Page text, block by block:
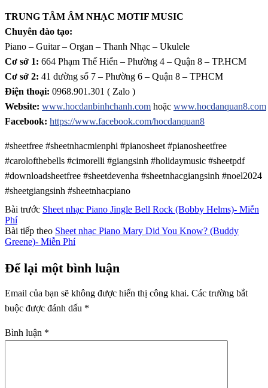
TRUNG TÂM ÂM NHẠC MOTIF MUSIC
Chuyên đào tạo:
Piano – Guitar – Organ – Thanh Nhạc – Ukulele
Cơ sở 1: 664 Phạm Thế Hiển – Phường 4 – Quận 8 – TP.HCM
Cơ sở 2: 41 đường số 7 – Phường 6 – Quận 8 – TPHCM
Điện thoại: 0968.901.301 ( Zalo )
Website: www.hocdanbinhchanh.com hoặc www.hocdanquan8.com
Facebook: https://www.facebook.com/hocdanquan8
#sheetfree #sheetnhacmienphi #pianosheet #pianosheetfree
#carolofthebells #cimorelli #giangsinh #holidaymusic #sheetpdf
#downloadsheetfree #sheetdevenha #sheetnhacgiangsinh #noel2024
#sheetgiangsinh #sheetnhacpiano
Bài trước Sheet nhạc Piano Jingle Bell Rock (Bobby Helms)- Miễn
Phí
Bài tiếp theo Sheet nhạc Piano Mary Did You Know? (Buddy
Greene)- Miễn Phí
Để lại một bình luận
Email của bạn sẽ không được hiển thị công khai. Các trường bắt
buộc được đánh dấu *
Bình luận *